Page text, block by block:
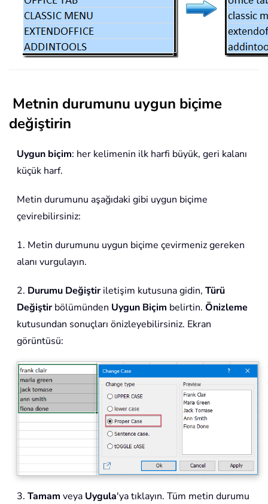
Metnin durumunu uygun biçime
değiştirin
Uygun biçim: her kelimenin ilk harfi büyük, geri kalanı
küçük harf.
Metin durumunu aşağıdaki gibi uygun biçime
çevirebilirsiniz:
1. Metin durumunu uygun biçime çevirmeniz gereken
alanı vurgulayın.
2. Durumu Değiştiriletişim kutusuna gidin, Türü
Değiştirbölümünden Uygun Biçim belirtin. Önizleme
kutusundan sonuçları önizleyebilirsiniz. Ekran
görüntüsü:
3. Tamam veya Uygula'ya tıklayın. Tüm metin durumu